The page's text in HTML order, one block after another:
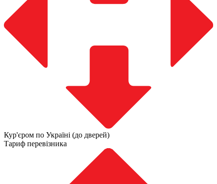
Кур'єром по Україні (до дверей)
Тариф перевізника